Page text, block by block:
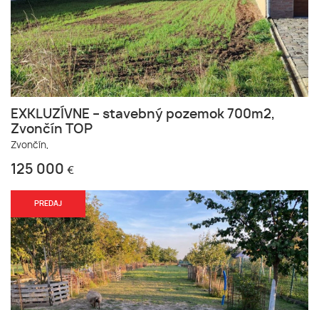
EXKLUZÍVNE – stavebný pozemok 700m2,
Zvončín TOP
Zvončín,
125 000 €
PREDAJ